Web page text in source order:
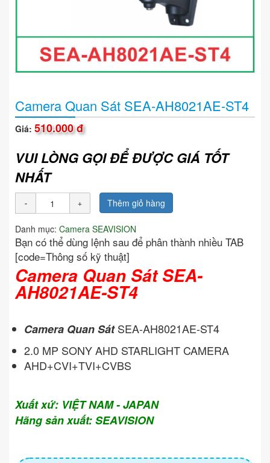
Camera Quan Sát SEA-AH8021AE-ST4
Giá: 510.000 đ
VUI LÒNG GỌI ĐỂ ĐƯỢC GIÁ TỐT
NHẤT
Thêm giỏ hàng
Danh mục: Camera SEAVISION
Bạn có thể dùng lệnh sau để phân thành nhiều TAB
[code=Thông số kỹ thuật]
Camera Quan Sát SEA-
AH8021AE-ST4
Camera Quan SátSEA-AH8021AE-ST4
2.0 MP SONY AHD STARLIGHT CAMERA
AHD+CVI+TVI+CVBS
Xuất xứ: VIỆT NAM - JAPAN
Hãng sản xuất: SEAVISION